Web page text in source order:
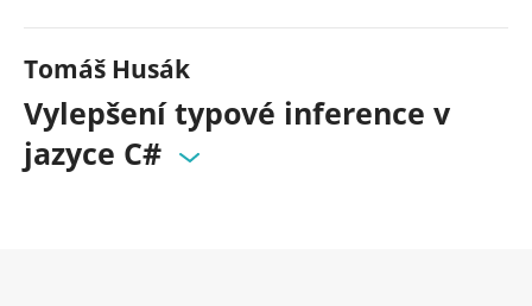
Tomáš Husák
Vylepšení typové inference v
jazyce C#